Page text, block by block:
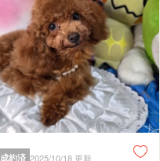
成約済 2025/10/18 更新